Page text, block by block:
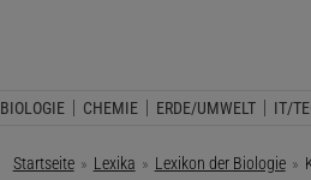
BIOLOGIE CHEMIE ERDE/UMWELT IT/
Startseite Lexika Lexikon der Biologie